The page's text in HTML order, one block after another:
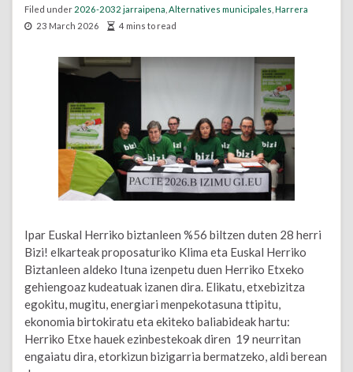
Filed under 2026-2032 jarraipena Alternatives municipales Harrera
23 March 2026
4 mins to read
Ipar Euskal Herriko biztanleen %56 biltzen duten 28 herri
Bizi! elkarteak proposaturiko Klima eta Euskal Herriko
Biztanleen aldeko Ituna izenpetu duen Herriko Etxeko
gehiengoaz kudeatuak izanen dira. Elikatu, etxebizitza
egokitu, mugitu, energiari menpekotasuna ttipitu,
ekonomia birtokiratu eta ekiteko baliabideak hartu:
Herriko Etxe hauek ezinbestekoak diren 19 neurritan
engaiatu dira, etorkizun bizigarria bermatzeko, aldi berean